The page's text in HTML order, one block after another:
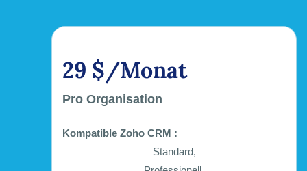
29 $/Monat
Pro Organisation
Kompatible Zoho CRM :
Standard,